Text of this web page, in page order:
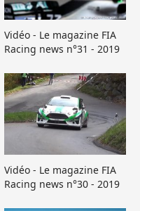
Vidéo - Le magazine FIA
Racing news n°31 - 2019
Vidéo - Le magazine FIA
Racing news n°30 - 2019